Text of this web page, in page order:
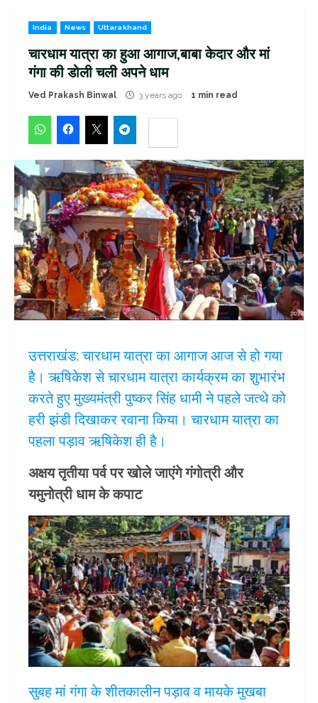
India News Uttarakhand
चारधाम यात्रा का हुआ आगाज,बाबा केदार और मां
गंगा की डोली चली अपने धाम
Ved Prakash Binwal 3 years ago 1 min read
उत्तराखंड: चारधाम यात्रा का आगाज आज से हो गया
है। ऋषिकेश से चारधाम यात्रा कार्यक्रम का शुभारंभ
करते हुए मुख्यमंत्री पुष्कर सिंह धामी ने पहले जत्थे को
हरी झंडी दिखाकर रवाना किया। चारधाम यात्रा का
पहला पड़ाव ऋषिकेश ही है।
अक्षय तृतीया पर्व पर खोले जाएंगे गंगोत्री और
यमुनोत्री धाम के कपाट
सुबह मां गंगा के शीतकालीन पड़ाव व मायके मुखबा